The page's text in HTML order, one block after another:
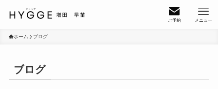
ご予約 メニュー
ホーム ブログ
ブログ